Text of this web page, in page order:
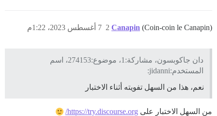
Canapin (Coin-coin le Canapin) 7 أغسطس 2023، 1:22م 2
دان جاكوبسون، مشاركة:1، موضوع:274153، اسم
المستخدم:jidanni:
نعم، هذا من السهل تفويته أثناء الاختبار
من السهل الاختبار على https://try.discourse.org/